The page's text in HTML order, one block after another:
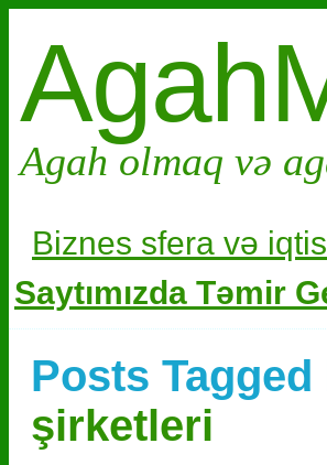
Agah olmaq və
Biznes sfera və i
Saytımızda Təmir
Posts Tagged
şirketleri